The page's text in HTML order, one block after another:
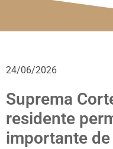
24/06/2026
Suprema
residente
importante